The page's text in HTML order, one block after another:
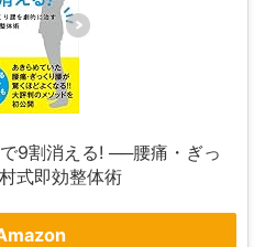
9割消える! ──腰痛・ぎっ
式即効整体術